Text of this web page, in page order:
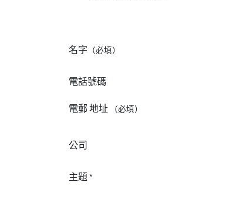
名字 （必填）
電話號碼
電郵 地址 （必填）
公司
主題 *